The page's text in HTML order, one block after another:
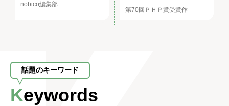
nobico編集部
第70回ＰＨＰ賞受賞作
話題のキーワード
Keywords